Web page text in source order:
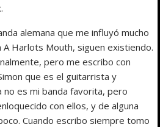
alemana que me influyó mucho
A Harlots Mouth, siguen existiendo.
pero me escribo con
que es el guitarrista y
es mi banda favorita, pero
con ellos, y de alguna
Cuando escribo siempre tomo